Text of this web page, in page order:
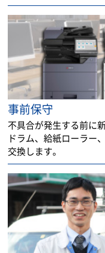
事前保守
不具合が発生する前に
ドラム、給紙ローラー
交換します。